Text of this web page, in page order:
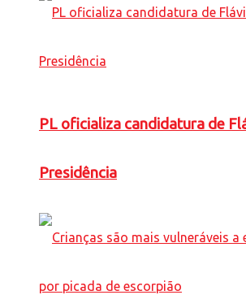
PL oficializa candidatura de
Presidência